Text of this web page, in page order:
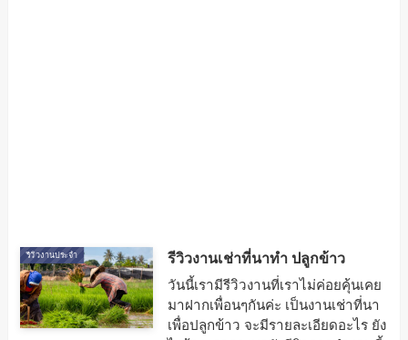
รีวิวงานประจำ รีวิวงานเช่าที่นาทำ ปลูกข้าว
วันนี้เรามีรีวิวงานที่เราไม่ค่อยคุ้นเคย
มาฝากเพื่อนๆกันค่ะ เป็นงานเช่าที่นา
เพื่อปลูกข้าว จะมีรายละเอียดอะไร ยัง